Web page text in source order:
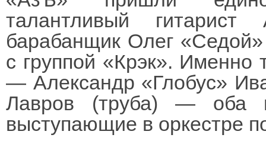
талантливый
барабанщик Олег
с группой «Крэк». Именно
— Александр «Глобус»
Лавров (труба) — оба
выступающие в оркестре